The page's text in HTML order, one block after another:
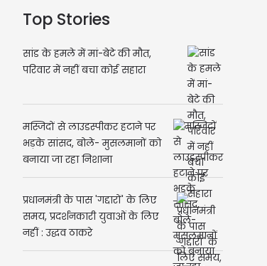
Top Stories
सांड के हमले में मां-बेटे की मौत,
परिवार में नहीं बचा कोई सहारा
मस्जिदों से लाउडस्पीकर हटाने पर
भड़के सांसद, बोले- मुसलमानों को
बनाया जा रहा निशाना
प्रधानमंत्री के पास 'गद्दारों' के लिए
समय, प्रदर्शनकारी युवाओं के लिए
नहीं : उद्धव ठाकरे